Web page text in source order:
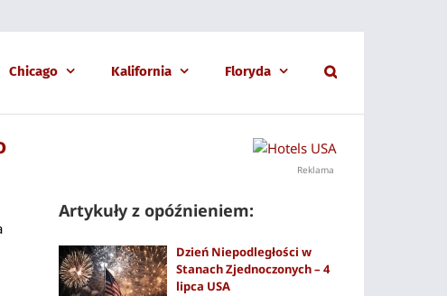
Chicago Kalifornia Floryda
Reklama
Artykuły z opóźnieniem:
Dzień Niepodległości w
Stanach Zjednoczonych – 4
lipca USA